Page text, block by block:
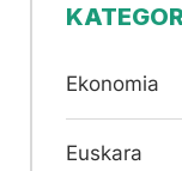
Ekonomia
Euskara